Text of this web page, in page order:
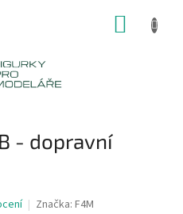
- dopravní
Značka: F4M